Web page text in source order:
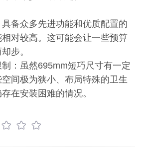
备众多先进功能和优质配置的
对较高。这可能会让一些预算
步。
：虽然695mm短巧尺寸有一定
间极为狭小、布局特殊的卫生
在安装困难的情况。